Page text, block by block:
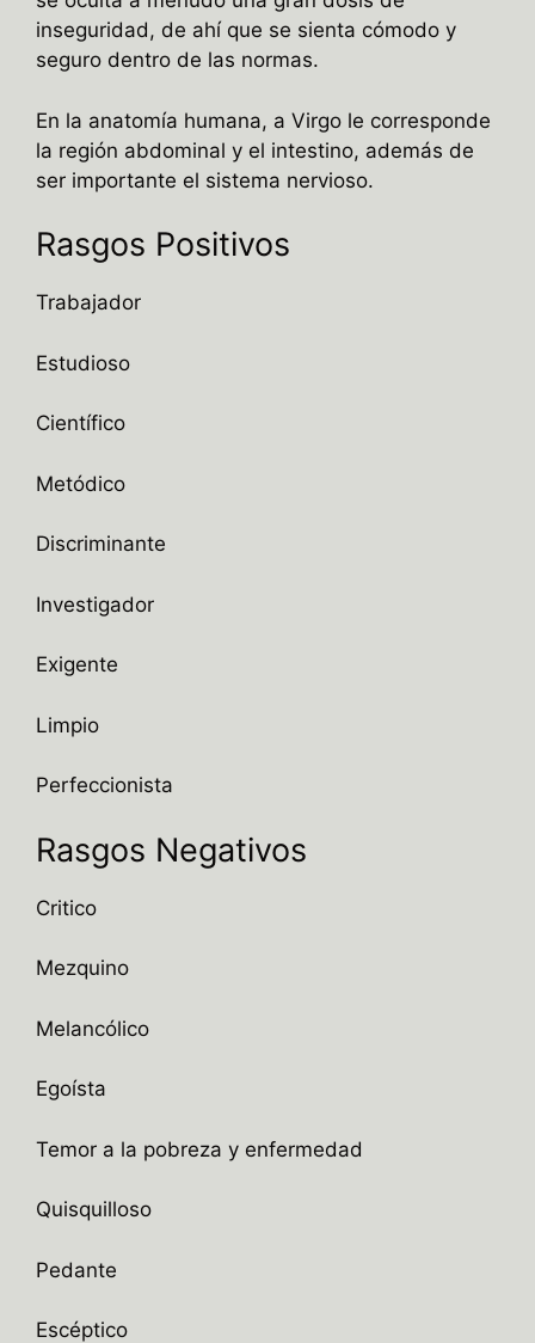
inseguridad, de ahí que se sienta cómodo y
seguro dentro de las normas.
En la anatomía humana, a Virgo le corresponde
la región abdominal y el intestino, además de
ser importante el sistema nervioso.
Rasgos Positivos
Trabajador
Estudioso
Científico
Metódico
Discriminante
Investigador
Exigente
Limpio
Perfeccionista
Rasgos Negativos
Critico
Mezquino
Melancólico
Egoísta
Temor a la pobreza y enfermedad
Quisquilloso
Pedante
Escéptico